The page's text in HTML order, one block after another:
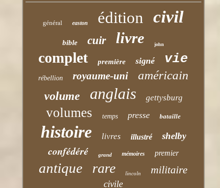
général easton édition civil
bible cuir livre john
complet première signé vie
rébellion royaume-uni américain
volume anglais gettysburg
volumes temps presse bataille
histoire livres illustré shelby
confédéré grand mémoires premier
antique rare lincoln militaire
civile